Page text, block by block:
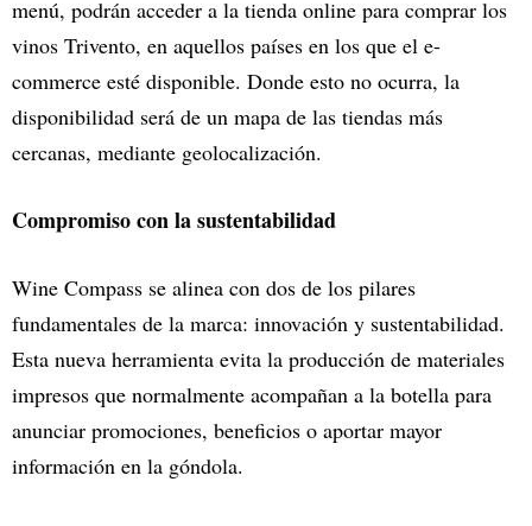
menú, podrán acceder a la tienda online para comprar los
vinos Trivento, en aquellos países en los que el e-
commerce esté disponible. Donde esto no ocurra, la
disponibilidad será de un mapa de las tiendas más
cercanas, mediante geolocalización.
Compromiso con la sustentabilidad
Wine Compass se alinea con dos de los pilares
fundamentales de la marca: innovación y sustentabilidad.
Esta nueva herramienta evita la producción de materiales
impresos que normalmente acompañan a la botella para
anunciar promociones, beneficios o aportar mayor
información en la góndola.